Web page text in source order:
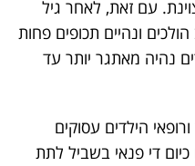
עם זאת, לאחר גיל
ונהיים תכופים פחות
נהיה מאתגר יותר עד
הילדים עסוקים
די פנאי בשביל לתת